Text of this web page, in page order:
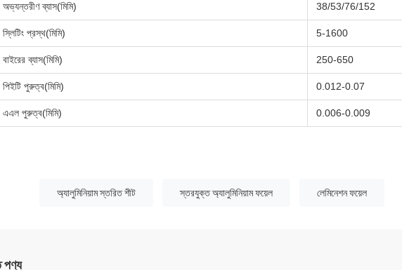
অভ্যন্তরীণ ব্যাস(মিমি) 38/53/76/152
স্লিটিং প্রস্থ(মিমি) 5-1600
বাইরের ব্যাস(মিমি) 250-650
পিইটি পুরুত্ব(মিমি) 0.012-0.07
এএল পুরুত্ব(মিমি) 0.006-0.009
অ্যালুমিনিয়াম স্তরিত শীট স্তরযুক্ত অ্যালুমিনিয়াম ফয়েল লেমিনেশন ফয়েল
পণ্য